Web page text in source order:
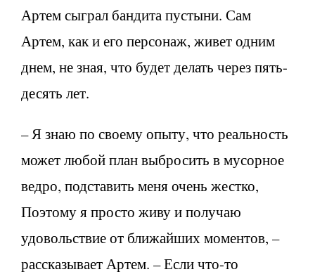
Артем сыграл бандита пустыни. Сам
Артем, как и его персонаж, живет одним
днем, не зная, что будет делать через пять-
десять лет.
– Я знаю по своему опыту, что реальность
может любой план выбросить в мусорное
ведро, подставить меня очень жестко,
Поэтому я просто живу и получаю
удовольствие от ближайших моментов, –
рассказывает Артем. – Если что-то